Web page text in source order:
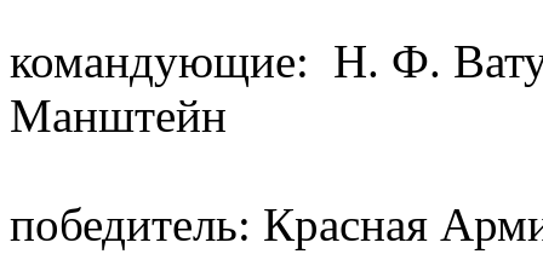
командующие: Н. Ф.
Манштейн
победитель: Красная